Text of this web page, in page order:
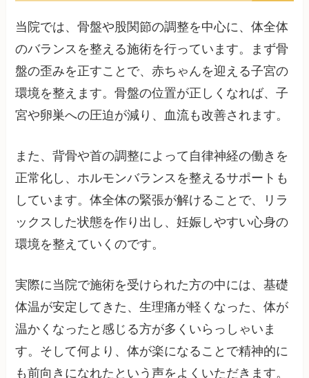
当院では、骨盤や股関節の調整を中心に、体全体
のバランスを整える施術を行っています。まず骨
盤の歪みを正すことで、赤ちゃんを迎える子宮の
環境を整えます。骨盤の位置が正しくなれば、子
宮や卵巣への圧迫が減り、血流も改善されます。
また、背骨や首の調整によって自律神経の働きを
正常化し、ホルモンバランスを整えるサポートも
しています。体全体の緊張が解けることで、リラ
ックスした状態を作り出し、妊娠しやすい心身の
環境を整えていくのです。
実際に当院で施術を受けられた方の中には、基礎
体温が安定してきた、生理痛が軽くなった、体が
温かくなったと感じる方が多くいらっしゃいま
す。そして何より、体が楽になることで精神的に
も前向きになれたという声をよくいただきます。